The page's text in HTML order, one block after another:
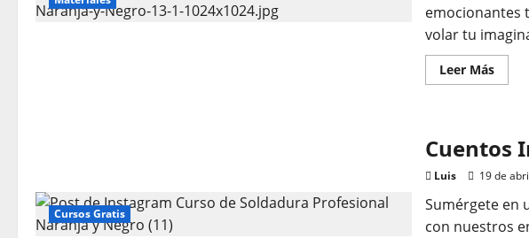
emocionantes
volar tu
Leer MásLeer
más
Cursos Gratis
Cuentos
Luis 19 de
Sumérgete en
con nuestros